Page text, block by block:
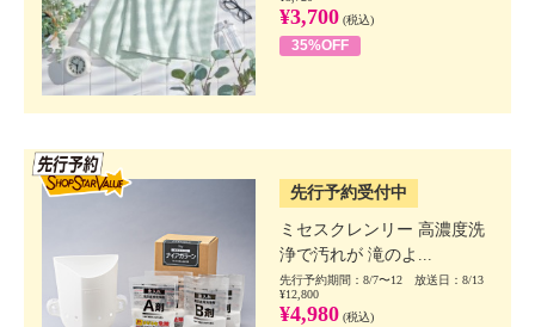
¥3,700 (税込)
35%OFF
先行予約受付中
ミセスクレンリー 高濃度洗
浄で汚れが 滝のよ...
先行予約期間：8/7〜12 放送日：8/13
¥12,800
¥4,980 (税込)